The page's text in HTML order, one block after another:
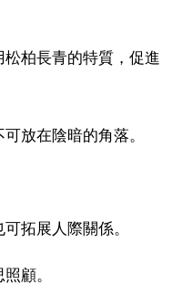
柏長青的特質，促進
放在陰暗的角落。
拓展人際關係。
顧。